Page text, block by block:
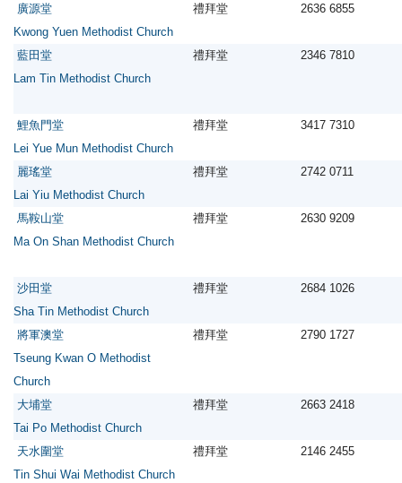
廣源堂
Kwong Yuen Methodist Church
禮拜堂 2636 6855
藍田堂
Lam Tin Methodist Church
禮拜堂 2346 7810
鯉魚門堂
Lei Yue Mun Methodist Church
禮拜堂 3417 7310
麗瑤堂
Lai Yiu Methodist Church
禮拜堂 2742 0711
馬鞍山堂
Ma On Shan Methodist Church
禮拜堂 2630 9209
沙田堂
Sha Tin Methodist Church
禮拜堂 2684 1026
將軍澳堂
Tseung Kwan O Methodist
Church
禮拜堂 2790 1727
大埔堂
Tai Po Methodist Church
禮拜堂 2663 2418
天水圍堂
Tin Shui Wai Methodist Church
禮拜堂 2146 2455